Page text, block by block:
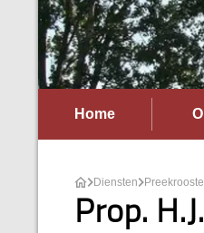
Home
Diensten
Prop.